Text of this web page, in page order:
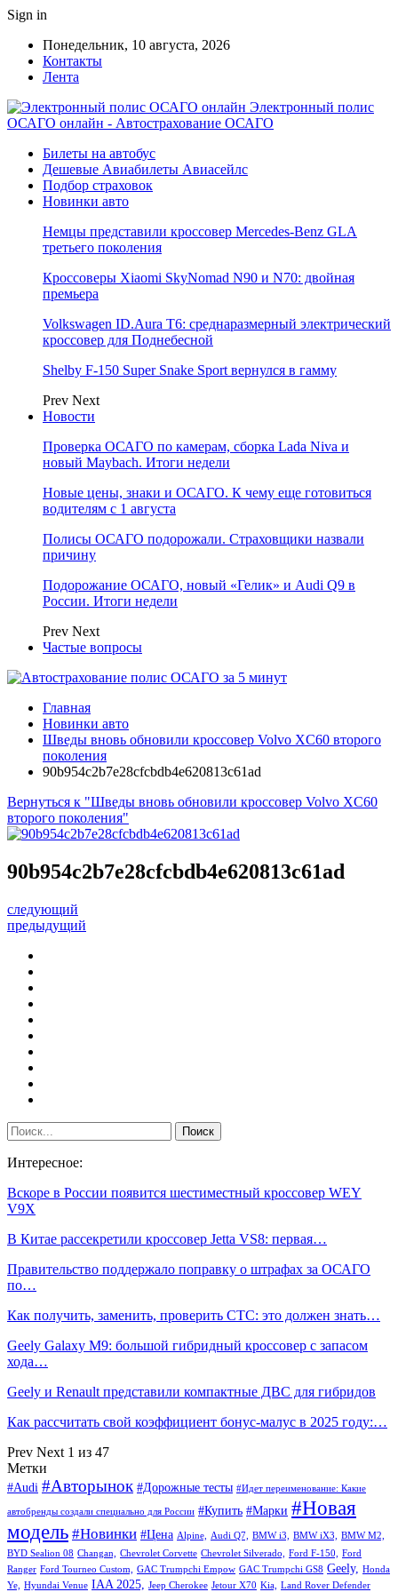
Sign in
Понедельник, 10 августа, 2026
Контакты
Лента
Электронный полис
ОСАГО онлайн - Автострахование ОСАГО
Билеты на автобус
Дешевые Авиабилеты Авиасейлс
Подбор страховок
Новинки авто
Немцы представили кроссовер Mercedes-Benz GLA
третьего поколения
Кроссоверы Xiaomi SkyNomad N90 и N70: двойная
премьера
Volkswagen ID.Aura T6: среднаразмерный электрический
кроссовер для Поднебесной
Shelby F-150 Super Snake Sport вернулся в гамму
Prev Next
Новости
Проверка ОСАГО по камерам, сборка Lada Niva и
новый Maybach. Итоги недели
Новые цены, знаки и ОСАГО. К чему еще готовиться
водителям с 1 августа
Полисы ОСАГО подорожали. Страховщики назвали
причину
Подорожание ОСАГО, новый «Гелик» и Audi Q9 в
России. Итоги недели
Prev Next
Частые вопросы
Главная
Новинки авто
Шведы вновь обновили кроссовер Volvo XC60 второго
поколения
90b954c2b7e28cfcbdb4e620813c61ad
Вернуться к "Шведы вновь обновили кроссовер Volvo XC60
второго поколения"
90b954c2b7e28cfcbdb4e620813c61ad
следующий
предыдущий
Интересное:
Вскоре в России появится шестиместный кроссовер WEY
V9X
В Китае рассекретили кроссовер Jetta VS8: первая…
Правительство поддержало поправку о штрафах за ОСАГО
по…
Как получить, заменить, проверить СТС: это должен знать…
Geely Galaxy M9: большой гибридный кроссовер с запасом
хода…
Geely и Renault представили компактные ДВС для гибридов
Как рассчитать свой коэффициент бонус-малус в 2025 году:…
Prev Next 1 из 47
Метки
#Audi #Авторынок #Дорожные тесты #Идет переименование: Какие
автобренды создали специально для России #Купить #Марки #Новая
модель #Новинки #Цена Alpine, Audi Q7, BMW i3, BMW iX3,
BMW M2,
BYD Sealion 08 Changan, Chevrolet Corvette Chevrolet Silverado, Ford F-150,
Ford
Ranger Ford Tourneo Custom, GAC Trumpchi Empow GAC Trumpchi GS8 Geely,
Honda
Ye,
Hyundai Venue IAA 2025, Jeep Cherokee Jetour X70 Kia, Land Rover Defender